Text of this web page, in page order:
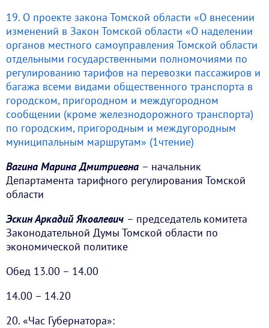
19. О проекте закона Томской области «О внесении
изменений в Закон Томской области «О наделении
органов местного самоуправления Томской области
отдельными государственными полномочиями по
регулированию тарифов на перевозки пассажиров и
багажа всеми видами общественного транспорта в
городском, пригородном и междугородном
сообщении (кроме железнодорожного транспорта)
по городским, пригородным и междугородным
муниципальным маршрутам» (1чтение)
Вагина Марина Дмитриевна – начальник
Департамента тарифного регулирования Томской
области
Эскин Аркадий Яковлевич – председатель комитета
Законодательной Думы Томской области по
экономической политике
Обед 13.00 – 14.00
14.00 – 14.20
20. «Час Губернатора»: